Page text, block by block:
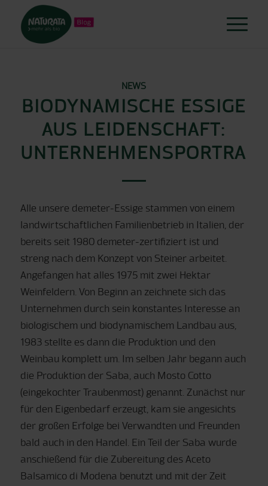
NEWS
BIODYNAMISCHE ESSIGE
AUS LEIDENSCHAFT:
UNTERNEHMENSPORTRAIT
Alle unsere demeter-Essige stammen von einem
landwirtschaftlichen Familienbetrieb in Italien, der
bereits seit 1980 demeter-zertifiziert ist und
streng nach dem Konzept von Steiner arbeitet.
Angefangen hat alles 1975 mit zwei Hektar
Weinfeldern. Von Beginn an zeichnete sich das
Unternehmen durch sein konstantes Interesse an
biologischem und biodynamischem Landbau aus,
1983 stellte es dann die Produktion und den
Weinbau komplett um. Im selben Jahr begann auch
die Produktion der Saba, auch Mosto Cotto
(eingekochter Traubenmost) genannt. Zunächst nur
für den Eigenbedarf erzeugt, kam sie angesichts
der großen Erfolge bei Verwandten und Freunden
bald auch in den Handel. Ein Teil der Saba wurde
anschießend für die Zubereitung des Aceto
Balsamico di Modena benutzt und mit der Zeit